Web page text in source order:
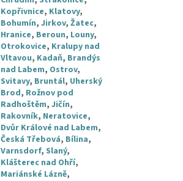
Kopřivnice, Klatovy,
Bohumín,Jirkov,Žatec,
Hranice, Beroun, Louny,
Otrokovice, Kralupy nad
Vltavou, Kadaň, Brandýs
nad Labem, Ostrov,
Svitavy, Bruntál, Uherský
Brod, Rožnov pod
Radhoštěm,Jičín,
Rakovník, Neratovice,
Dvůr Králové nad Labem,
Česká Třebová, Bílina,
Varnsdorf,Slaný,
Klášterec nad Ohří,
Mariánské Lázně,